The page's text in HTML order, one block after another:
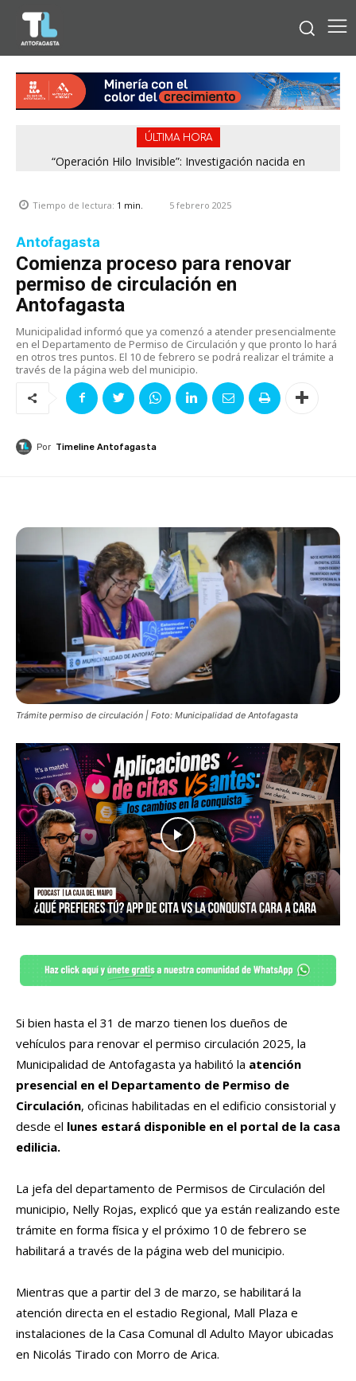
ÚLTIMA HORA
“Operación Hilo Invisible”: Investigación nacida en
Tiempo de lectura: 1 min. 5 febrero 2025
Antofagasta
Comienza proceso para renovar
permiso de circulación en
Antofagasta
Municipalidad informó que ya comenzó a atender presencialmente
en el Departamento de Permiso de Circulación y que pronto lo hará
en otros tres puntos. El 10 de febrero se podrá realizar el trámite a
través de la página web del municipio.
Por Timeline Antofagasta
Trámite permiso de circulación | Foto: Municipalidad de Antofagasta
Si bien hasta el 31 de marzo tienen los dueños de
vehículos para renovar el permiso circulación 2025, la
Municipalidad de Antofagasta ya habilitó la atención
presencial en el Departamento de Permiso de
Circulación, oficinas habilitadas en el edificio consistorial y
desde el lunes estará disponible en el portal de la casa
edilicia.
La jefa del departamento de Permisos de Circulación del
municipio, Nelly Rojas, explicó que ya están realizando este
trámite en forma física y el próximo 10 de febrero se
habilitará a través de la página web del municipio.
Mientras que a partir del 3 de marzo, se habilitará la
atención directa en el estadio Regional, Mall Plaza e
instalaciones de la Casa Comunal dl Adulto Mayor ubicadas
en Nicolás Tirado con Morro de Arica.